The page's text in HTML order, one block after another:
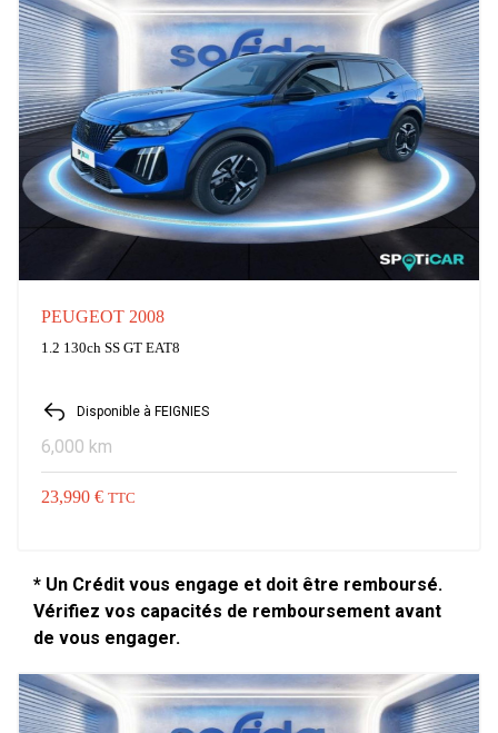
PEUGEOT 2008
1.2 130ch SS GT EAT8
Disponible à FEIGNIES
6,000 km
23,990 € TTC
* Un Crédit vous engage et doit être remboursé.
Vérifiez vos capacités de remboursement avant
de vous engager.